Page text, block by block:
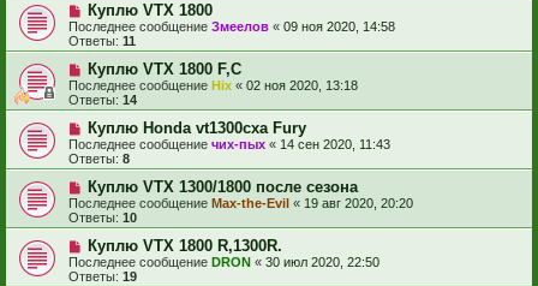
Куплю VTX 1800
Последнее сообщение Змеелов « 09 ноя 2020, 14:58
Ответы: 11
Куплю VTX 1800 F,С
Последнее сообщение Hix « 02 ноя 2020, 13:18
Ответы: 14
Куплю Honda vt1300cxa Fury
Последнее сообщение чих-пых « 14 сен 2020, 11:43
Ответы: 8
Куплю VTX 1300/1800 после сезона
Последнее сообщение Max-the-Evil « 19 авг 2020, 20:20
Ответы: 10
Куплю VTX 1800 R,1300R.
Последнее сообщение DRON « 30 июл 2020, 22:50
Ответы: 19